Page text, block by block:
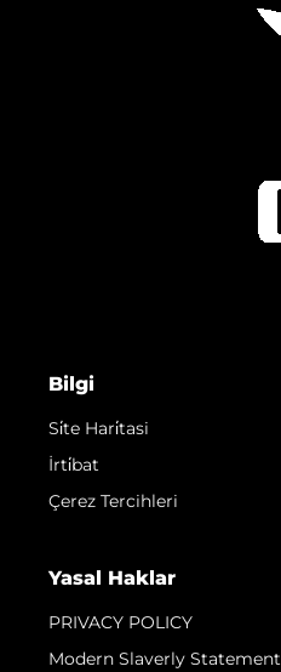
Bilgi
Si̇te Hari̇tasi
İrti̇bat
Çerez Tercihleri
Yasal Haklar
PRIVACY POLICY
Modern Slaverly Statement